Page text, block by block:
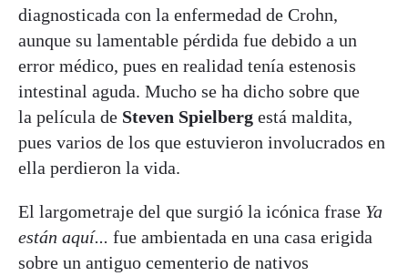
diagnosticada con la enfermedad de Crohn,
aunque su lamentable pérdida fue debido a un
error médico, pues en realidad tenía estenosis
intestinal aguda. Mucho se ha dicho sobre que
la película de Steven Spielberg está maldita,
pues varios de los que estuvieron involucrados en
ella perdieron la vida.
El largometraje del que surgió la icónica frase Ya
están aquí... fue ambientada en una casa erigida
sobre un antiguo cementerio de nativos